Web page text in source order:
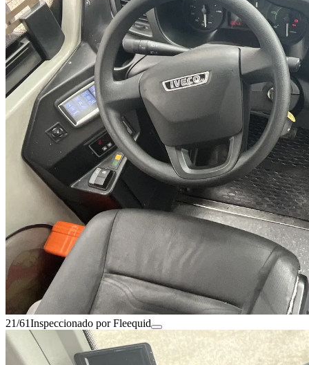
21/61Inspeccionado por Fleequid